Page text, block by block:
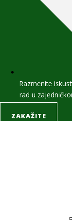
Razmenite
rad u
ZAKAŽITE